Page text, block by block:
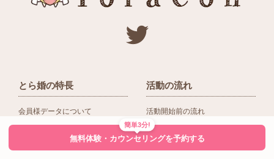
とら婚の特長
会員様データについて
活動の流れ
活動開始前の流れ
入会後の活動の流れ
簡単3分!
無料体験・カウンセリングを予約する